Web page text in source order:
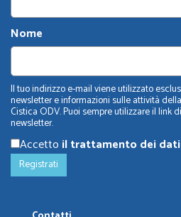
Nome
Il tuo indirizzo e-mail viene utilizzato
newsletter e informazioni sulle attività
Cistica ODV. Puoi sempre utilizzare il link
newsletter.
Accetto il trattamento dei dati